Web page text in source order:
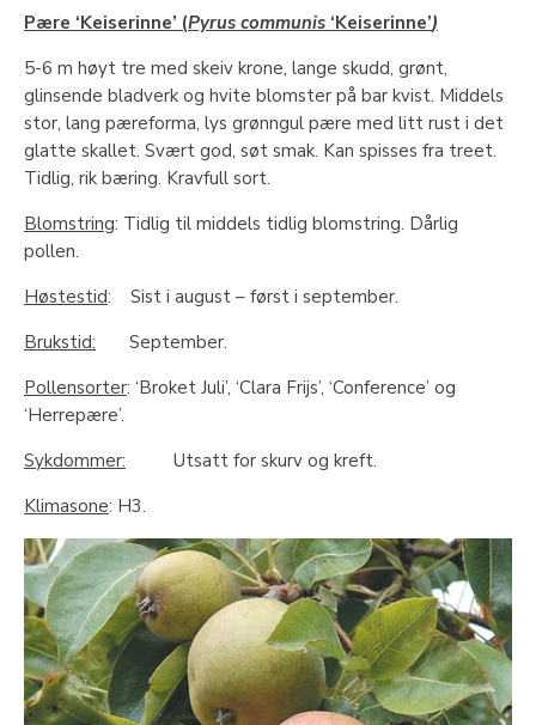
Pære ‘Keiserinne’ (Pyrus communis ‘Keiserinne’)
5-6 m høyt tre med skeiv krone, lange skudd, grønt,
glinsende bladverk og hvite blomster på bar kvist. Middels
stor, lang pæreforma, lys grønngul pære med litt rust i det
glatte skallet. Svært god, søt smak. Kan spisses fra treet.
Tidlig, rik bæring. Kravfull sort.
Blomstring: Tidlig til middels tidlig blomstring. Dårlig
pollen.
Høstestid: Sist i august – først i september.
Brukstid: September.
Pollensorter: ‘Broket Juli’, ‘Clara Frijs’, ‘Conference’ og
‘Herrepære’.
Sykdommer: Utsatt for skurv og kreft.
Klimasone: H3.